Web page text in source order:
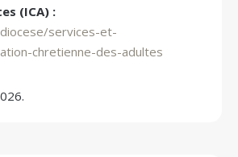
(ICA) :
services-et-
chretienne-des-adultes